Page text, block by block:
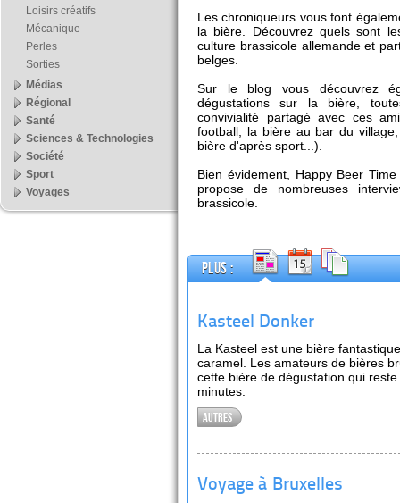
Les chroniqueurs vous font
la bière. Découvrez quels sont
culture brassicole allemande et
belges.
Sur le blog vous découvrez
dégustations sur la bière,
convivialité partagé avec ces
football, la bière au bar du
bière d'après sport...).
Bien évidement, Happy Beer
propose de nombreuses
brassicole.
Plus :
Kasteel Donker
La Kasteel est une bière
caramel. Les amateurs de bières
cette bière de dégustation qui
minutes.
Autres
Voyage à Bruxelles
Loisirs créatifs
Mécanique
Perles
Sorties
Médias
Régional
Santé
Sciences & Technologies
Société
Sport
Voyages